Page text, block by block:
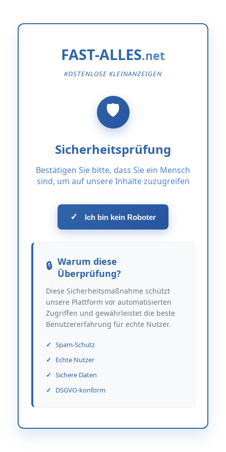
FAST-ALLES
KOSTENLOSE KLEINANZEIGEN
Sicherheitsprüfung
Bestätigen Sie bitte, dass Sie ein Mensch
sind, um auf unsere Inhalte zuzugreifen
✓ Ich bin kein Roboter
Warum diese
Überprüfung?
Diese Sicherheitsmaßnahme schützt
unsere Plattform vor automatisierten
Zugriffen und gewährleistet die beste
Benutzererfahrung für echte Nutzer.
Spam-Schutz
Echte Nutzer
Sichere Daten
DSGVO-konform